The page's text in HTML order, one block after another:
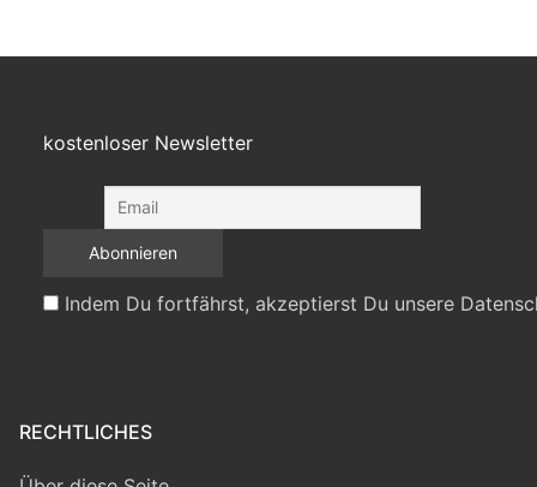
kostenloser Newsletter
Indem Du fortfährst, akzeptierst Du unsere
RECHTLICHES